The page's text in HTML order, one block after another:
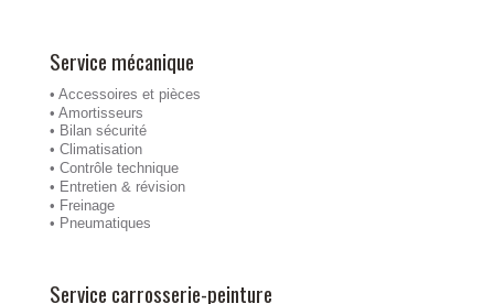
Service mécanique
• Accessoires et pièces
• Amortisseurs
• Bilan sécurité
• Climatisation
• Contrôle technique
• Entretien & révision
• Freinage
• Pneumatiques
Service carrosserie-peinture